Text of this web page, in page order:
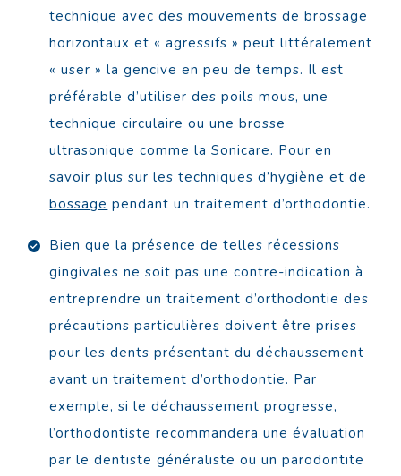
technique avec des mouvements de brossage
horizontaux et « agressifs » peut littéralement
« user » la gencive en peu de temps. Il est
préférable d’utiliser des poils mous, une
technique circulaire ou une brosse
ultrasonique comme la Sonicare. Pour en
savoir plus sur lestechniques d’hygiène et de
bossage pendant un traitement d’orthodontie.
Bien que la présence de telles récessions
gingivales ne soit pas une contre-indication à
entreprendre un traitement d’orthodontie des
précautions particulières doivent être prises
pour les dents présentant du déchaussement
avant un traitement d’orthodontie. Par
exemple, si le déchaussement progresse,
l’orthodontiste recommandera une évaluation
par le dentiste généraliste ou un parodontite